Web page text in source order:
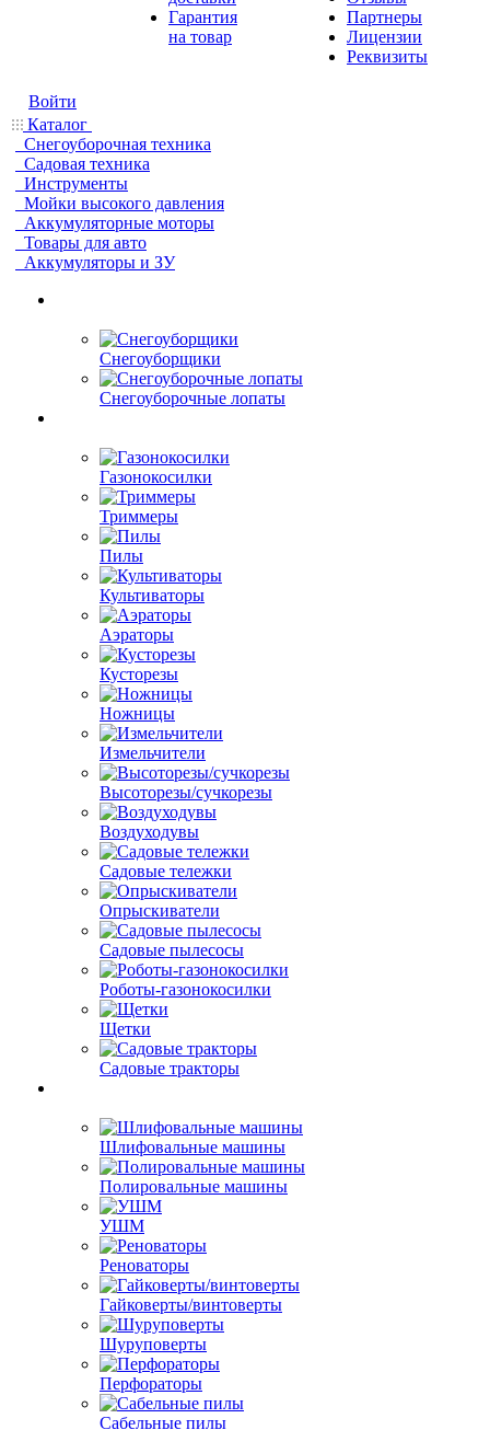
Гарантия
на товар
Партнеры
Лицензии
Реквизиты
Войти
Каталог
Снегоуборочная техника
Садовая техника
Инструменты
Мойки высокого давления
Аккумуляторные моторы
Товары для авто
Аккумуляторы и ЗУ
Снегоуборщики
Снегоуборочные лопаты
Газонокосилки
Триммеры
Пилы
Культиваторы
Аэраторы
Кусторезы
Ножницы
Измельчители
Высоторезы/сучкорезы
Воздуходувы
Садовые тележки
Опрыскиватели
Садовые пылесосы
Роботы-газонокосилки
Щетки
Садовые тракторы
Шлифовальные машины
Полировальные машины
УШМ
Реноваторы
Гайковерты/винтоверты
Шуруповерты
Перфораторы
Сабельные пилы